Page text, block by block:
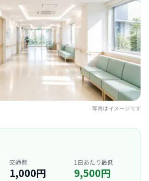
写真はイメージです
交通費
1,000円
1日あたり最低
9,500円